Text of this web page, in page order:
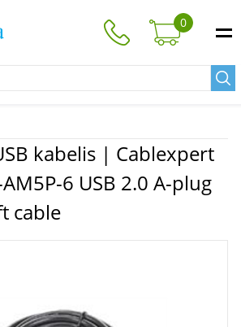
0
| Cablexpert
6 USB 2.0 A-plug
cable